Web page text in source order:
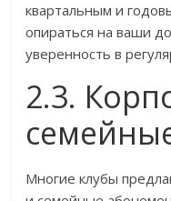
квартальным и
опираться на ваши
уверенность в
2.3.
Многие клубы